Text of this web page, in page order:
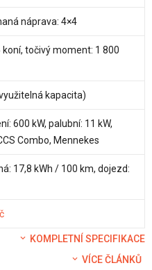
náprava: 4×4
koní, točivý moment: 1 800
kapacita)
600 kW, palubní: 11 kW,
Combo, Mennekes
17,8 kWh / 100 km, dojezd:
KOMPLETNÍ SPECIFIKACE
VÍCE ČLÁNKŮ